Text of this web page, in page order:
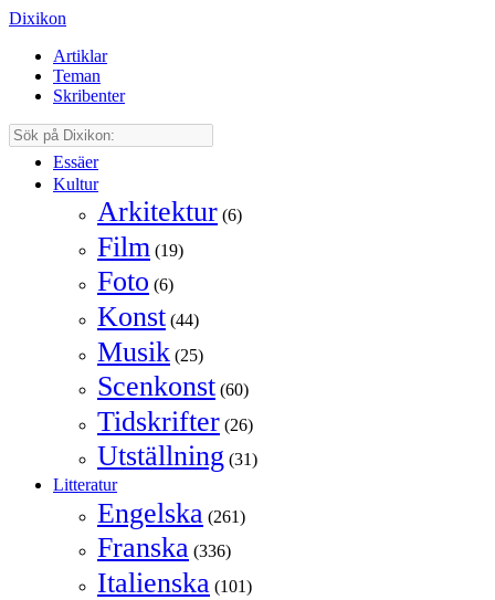
Dixikon
Artiklar
Teman
Skribenter
Essäer
Kultur
Arkitektur (6)
Film (19)
Foto (6)
Konst (44)
Musik (25)
Scenkonst (60)
Tidskrifter (26)
Utställning (31)
Litteratur
Engelska (261)
Franska (336)
Italienska (101)